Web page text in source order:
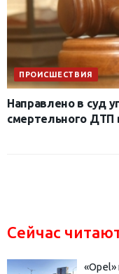
ПРОИСШЕСТВИЯ
Направлено в суд
смертельного ДТП
Сейчас
«Opel»